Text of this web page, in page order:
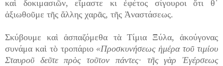
καὶ δοκιμασιῶν, εἴμαστε κι ἐφέτος σίγουροι ὅτι θ᾿
ἀξιωθοῦμε τῆς ἄλλης χαρᾶς, τῆς Ἀναστάσεως.
Σκύβουμε καὶ ἀσπαζόμεθα τὰ Τίμια Ξύλα, ἀκούγονας
συνάμα καὶ τὸ τροπάριο «Προσκυνήσεως ἡμέρα τοῦ τιμίου
Σταυροῦ δεῦτε πρὸς τοῦτον πάντες· τῆς γὰρ Ἐγέρσεως